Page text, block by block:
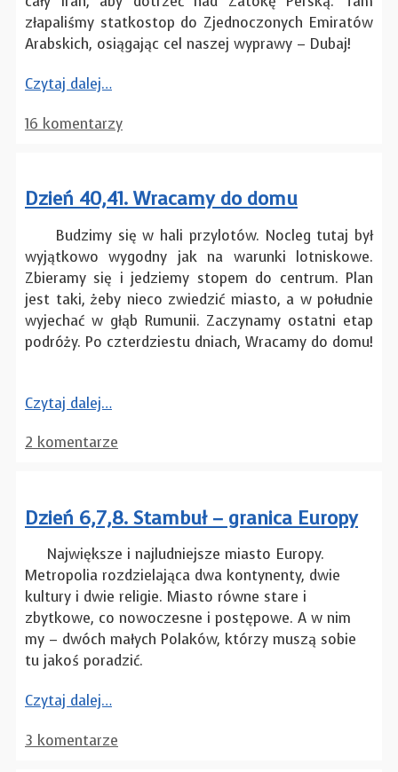
złapaliśmy statkostop do Zjednoczonych Emiratów
Arabskich, osiągając cel naszej wyprawy – Dubaj!
Czytaj dalej…
16 komentarzy
Dzień 40,41. Wracamy do domu
Budzimy się w hali przylotów. Nocleg tutaj był
wyjątkowo wygodny jak na warunki lotniskowe.
Zbieramy się i jedziemy stopem do centrum. Plan
jest taki, żeby nieco zwiedzić miasto, a w południe
wyjechać w głąb Rumunii. Zaczynamy ostatni etap
podróży. Po czterdziestu dniach, Wracamy do domu!
Czytaj dalej…
2 komentarze
Dzień 6,7,8. Stambuł – granica Europy
Największe i najludniejsze miasto Europy.
Metropolia rozdzielająca dwa kontynenty, dwie
kultury i dwie religie. Miasto równe stare i
zbytkowe, co nowoczesne i postępowe. A w nim
my – dwóch małych Polaków, którzy muszą sobie
tu jakoś poradzić.
Czytaj dalej…
3 komentarze